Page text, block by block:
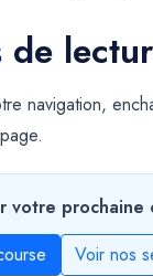
de
navigation,
votre prochaine
Voir nos